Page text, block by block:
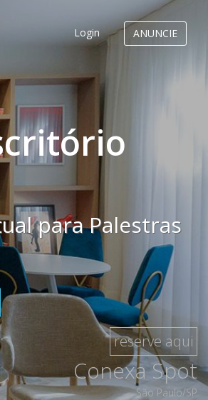
Login ANUNCIE
para Palestras
reserve aqui
Conexa Spot
São Paulo/SP